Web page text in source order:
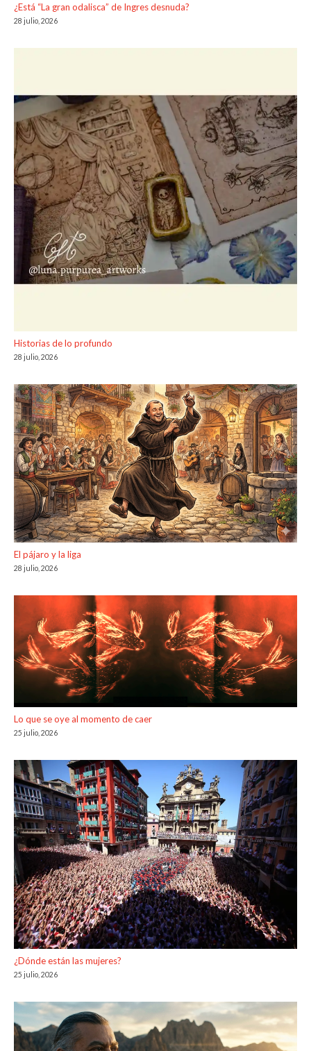
¿Está “La gran odalisca” de Ingres desnuda?
28 julio, 2026
Historias de lo profundo
28 julio, 2026
El pájaro y la liga
28 julio, 2026
Lo que se oye al momento de caer
25 julio, 2026
¿Dónde están las mujeres?
25 julio, 2026